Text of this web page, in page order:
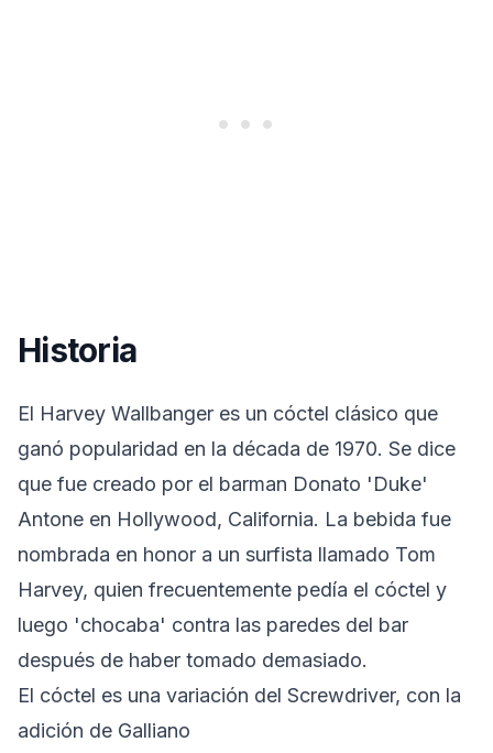
Historia
El Harvey Wallbanger es un cóctel clásico que
ganó popularidad en la década de 1970. Se dice
que fue creado por el barman Donato 'Duke'
Antone en Hollywood, California. La bebida fue
nombrada en honor a un surfista llamado Tom
Harvey, quien frecuentemente pedía el cóctel y
luego 'chocaba' contra las paredes del bar
después de haber tomado demasiado.
El cóctel es una variación del Screwdriver, con la
adición de Galliano